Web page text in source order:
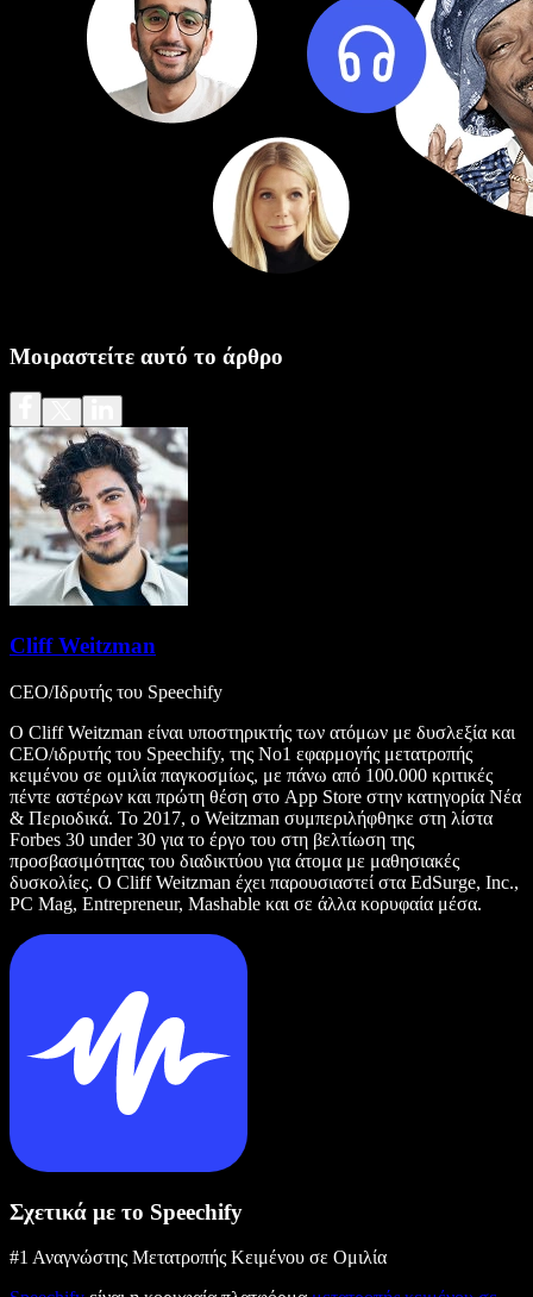
Μοιραστείτε αυτό το άρθρο
Cliff Weitzman
CEO/Ιδρυτής του Speechify
Ο Cliff Weitzman είναι υποστηρικτής των ατόμων με δυσλεξία και
CEO/ιδρυτής του Speechify, της Νο1 εφαρμογής μετατροπής
κειμένου σε ομιλία παγκοσμίως, με πάνω από 100.000 κριτικές
πέντε αστέρων και πρώτη θέση στο App Store στην κατηγορία Νέα
& Περιοδικά. Το 2017, ο Weitzman συμπεριλήφθηκε στη λίστα
Forbes 30 under 30 για το έργο του στη βελτίωση της
προσβασιμότητας του διαδικτύου για άτομα με μαθησιακές
δυσκολίες. Ο Cliff Weitzman έχει παρουσιαστεί στα EdSurge, Inc.,
PC Mag, Entrepreneur, Mashable και σε άλλα κορυφαία μέσα.
Σχετικά με το Speechify
#1 Αναγνώστης Μετατροπής Κειμένου σε Ομιλία